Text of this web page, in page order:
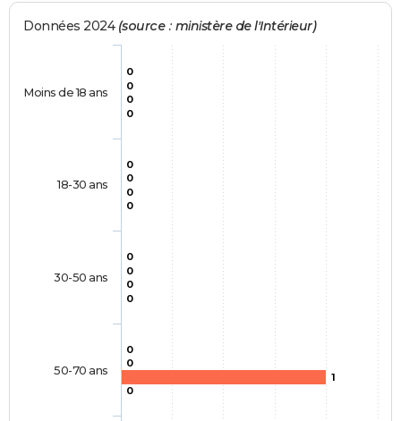
Données 2024 (source : ministère de l'Intérieur)
0
0
0
0
0
0
0
0
0
0
0
1
0
0
0
0
Moins de 18 ans
18-30 ans
30-50 ans
50-70 ans